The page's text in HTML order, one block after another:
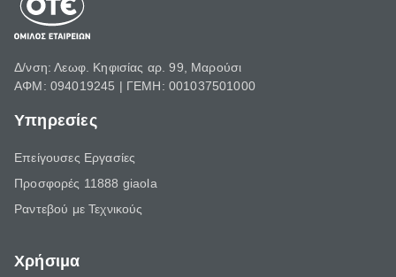
Δ/νση: Λεωφ. Κηφισίας αρ. 99, Μαρούσι
ΑΦΜ: 094019245 | ΓΕΜΗ: 001037501000
Υπηρεσίες
Επείγουσες Εργασίες
Προσφορές 11888 giaola
Ραντεβού με Τεχνικούς
Χρήσιμα